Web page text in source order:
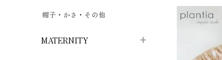
タイツ
ハンカチchevron_right
ストールchevron_right
ショート丈chevron_right
帽子・かさ・その他
MATERNITY